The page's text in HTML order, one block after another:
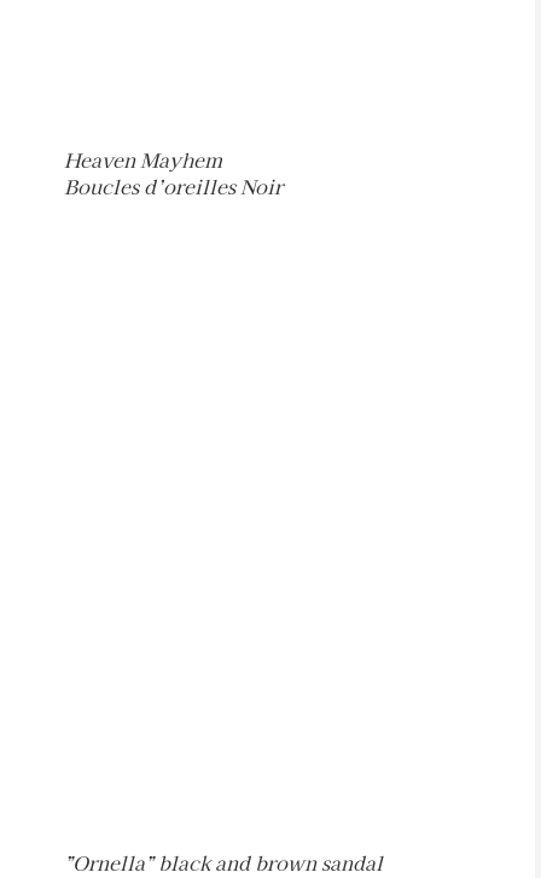
Heaven Mayhem
Boucles d’oreilles Noir
”Ornella” black and brown sandal